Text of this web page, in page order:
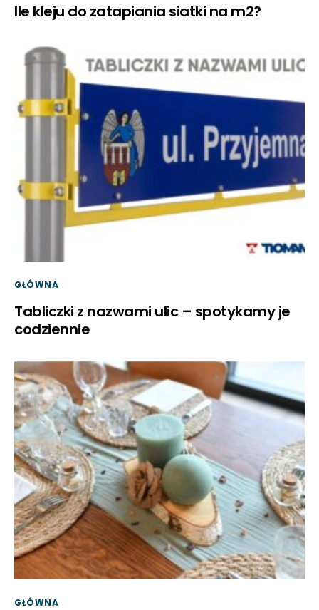
Ile kleju do zatapiania siatki na m2?
GŁÓWNA
Tabliczki z nazwami ulic – spotykamy je
codziennie
GŁÓWNA